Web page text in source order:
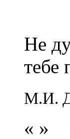
Не
тебе
М.И.
« »